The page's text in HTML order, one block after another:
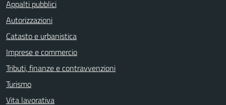
Appalti pubblici
Autorizzazioni
Catasto e urbanistica
Imprese e commercio
Tributi, finanze e contravvenzioni
Turismo
Vita lavorativa